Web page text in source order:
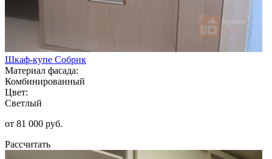
Шкаф-купе Собрик
Материал фасада:
Комбинированный
Цвет:
Светлый
от 81 000 руб.
Рассчитать